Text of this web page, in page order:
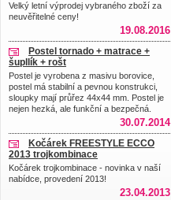
Velký letní výprodej vybraného zboží za
neuvěřitelné ceny!
19.08.2016
Postel tornado + matrace +
šupllík + rošt
Postel je vyrobena z masivu borovice,
postel má stabilní a pevnou konstrukci,
sloupky mají průřez 44x44 mm. Postel je
nejen hezká, ale funkční a bezpečná.
30.07.2014
Kočárek FREESTYLE ECCO
2013 trojkombinace
Kočárek trojkombinace - novinka v naší
nabídce, provedení 2013!
23.04.2013